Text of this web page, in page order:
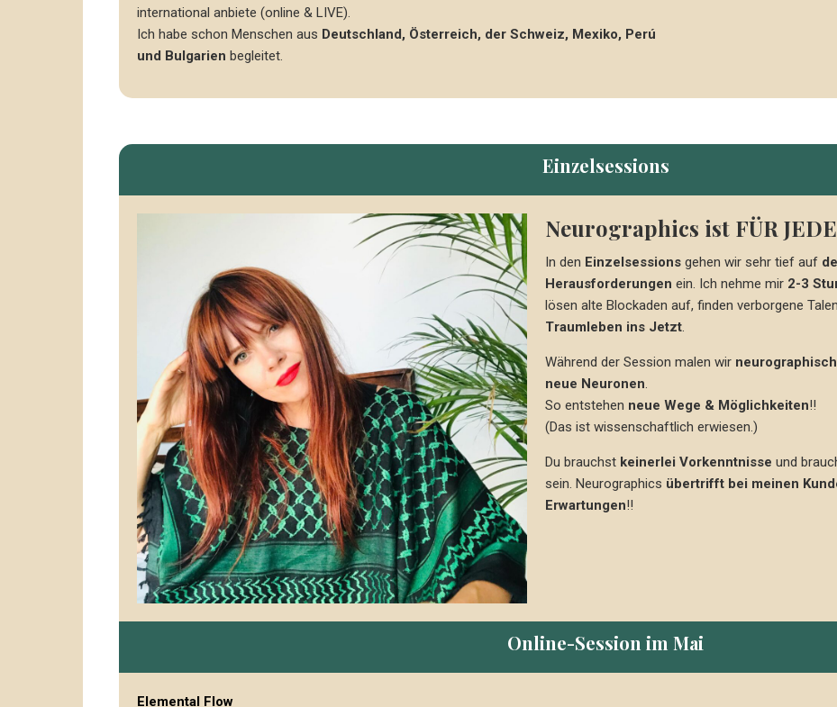
international anbiete (online & LIVE).
Ich habe schon Menschen aus Deutschland, Österreich, der Schweiz, Mexiko, Perú
und Bulgarien begleitet.
Einzelsessions
Neurographics ist FÜR
In den Einzelsessions gehen wir sehr tief auf
Herausforderungen ein. Ich nehme mir 2-3
lösen alte Blockaden auf, finden verborgene
Traumleben ins Jetzt.
Während der Session malen wir
neue Neuronen.
So entstehen neue Wege & Möglichkeiten!!
(Das ist wissenschaftlich erwiesen.)
Du brauchst keinerlei Vorkenntnisse und
sein. Neurographics übertrifft bei meinen
Erwartungen!!
Online-Session im Mai
Elemental Flow